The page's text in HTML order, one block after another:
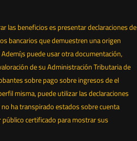
las beneficios es presentar declaraciones de
bancarios que demuestren una origen
puede usar otra documentación,
de su Administración Tributaria de
sobre pago sobre ingresos de el
misma, puede utilizar las declaraciones
ha transpirado estados sobre cuenta
certificado para mostrar sus